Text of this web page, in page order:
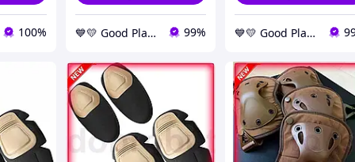
100% 💙💛 Good Place 99% 💙💛 Good Place